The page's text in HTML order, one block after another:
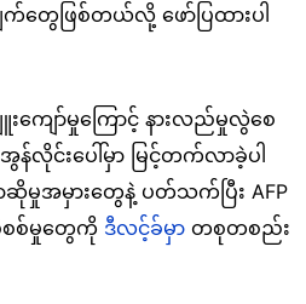
တွေဖြစ်တယ်လို့ ဖော်ပြထားပါ
ကျော်မှုကြောင့် နားလည်မှုလွဲစေ
လိုင်းပေါ်မှာ မြင့်တက်လာခဲ့ပါ
ဆိုမှုအမှားတွေနဲ့ ပတ်သက်ပြီး AFP
စ်မှုတွေကို ဒီလင့်ခ်မှ ာ တစုတစည်း